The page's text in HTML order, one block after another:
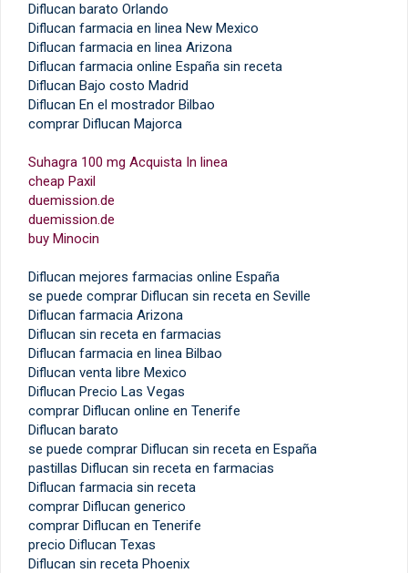
Diflucan barato Orlando
Diflucan farmacia en linea New Mexico
Diflucan farmacia en linea Arizona
Diflucan farmacia online España sin receta
Diflucan Bajo costo Madrid
Diflucan En el mostrador Bilbao
comprar Diflucan Majorca
Suhagra 100 mg Acquista In linea
cheap Paxil
duemission.de
duemission.de
buy Minocin
Diflucan mejores farmacias online España
se puede comprar Diflucan sin receta en Seville
Diflucan farmacia Arizona
Diflucan sin receta en farmacias
Diflucan farmacia en linea Bilbao
Diflucan venta libre Mexico
Diflucan Precio Las Vegas
comprar Diflucan online en Tenerife
Diflucan barato
se puede comprar Diflucan sin receta en España
pastillas Diflucan sin receta en farmacias
Diflucan farmacia sin receta
comprar Diflucan generico
comprar Diflucan en Tenerife
precio Diflucan Texas
Diflucan sin receta Phoenix